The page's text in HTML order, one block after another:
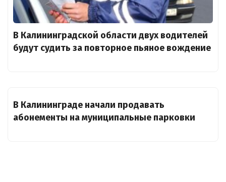
В Калининградской области двух водителей
будут судить за повторное пьяное вождение
В Калининграде начали продавать
абонементы на муниципальные парковки